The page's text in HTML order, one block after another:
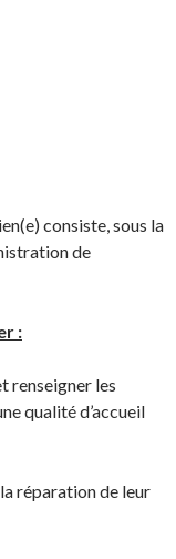
consiste, sous la
de
:
renseigner les
qualité d’accueil
réparation de leur